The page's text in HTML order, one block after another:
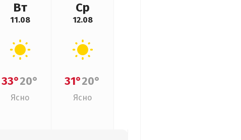
Вт
11.08
33°20°
Ясно
Ср
12.08
31°20°
Ясно